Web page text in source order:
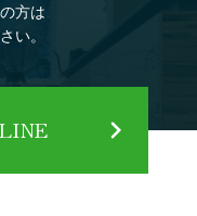
方は
い。